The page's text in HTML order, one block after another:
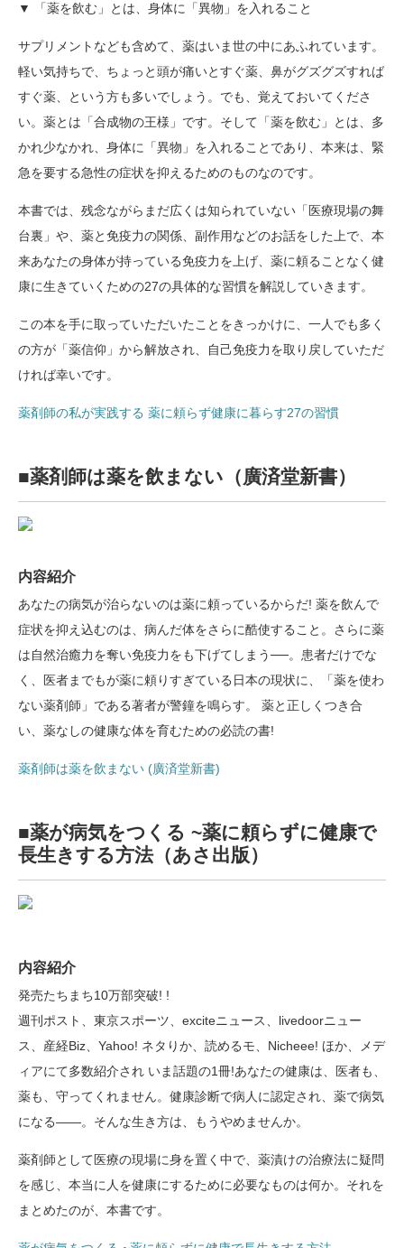
▼ 「薬を飲む」とは、身体に「異物」を入れること
サプリメントなども含めて、薬はいま世の中にあふれています。
軽い気持ちで、ちょっと頭が痛いとすぐ薬、鼻がグズグズすれば
すぐ薬、という方も多いでしょう。でも、覚えておいてくださ
い。薬とは「合成物の王様」です。そして「薬を飲む」とは、多
かれ少なかれ、身体に「異物」を入れることであり、本来は、緊
急を要する急性の症状を抑えるためのものなのです。
本書では、残念ながらまだ広くは知られていない「医療現場の舞
台裏」や、薬と免疫力の関係、副作用などのお話をした上で、本
来あなたの身体が持っている免疫力を上げ、薬に頼ることなく健
康に生きていくための27の具体的な習慣を解説していきます。
この本を手に取っていただいたことをきっかけに、一人でも多く
の方が「薬信仰」から解放され、自己免疫力を取り戻していただ
ければ幸いです。
薬剤師の私が実践する 薬に頼らず健康に暮らす27の習慣
■薬剤師は薬を飲まない（廣済堂新書）
内容紹介
あなたの病気が治らないのは薬に頼っているからだ! 薬を飲んで
症状を抑え込むのは、病んだ体をさらに酷使すること。さらに薬
は自然治癒力を奪い免疫力をも下げてしまう──。患者だけでな
く、医者までもが薬に頼りすぎている日本の現状に、「薬を使わ
ない薬剤師」である著者が警鐘を鳴らす。 薬と正しくつき合
い、薬なしの健康な体を育むための必読の書!
薬剤師は薬を飲まない (廣済堂新書)
■薬が病気をつくる ~薬に頼らずに健康で
長生きする方法（あさ出版）
内容紹介
発売たちまち10万部突破! !
週刊ポスト、東京スポーツ、exciteニュース、livedoorニュー
ス、産経Biz、Yahoo! ネタりか、読めるモ、Nicheee! ほか、メデ
ィアにて多数紹介され いま話題の1冊!あなたの健康は、医者も、
薬も、守ってくれません。健康診断で病人に認定され、薬で病気
になる――。そんな生き方は、もうやめませんか。
薬剤師として医療の現場に身を置く中で、薬漬けの治療法に疑問
を感じ、本当に人を健康にするために必要なものは何か。それを
まとめたのが、本書です。